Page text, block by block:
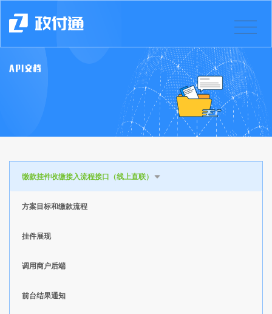
缴款挂件收缴接入流程接口（线上直联）
方案目标和缴款流程
挂件展现
调用商户后端
前台结果通知